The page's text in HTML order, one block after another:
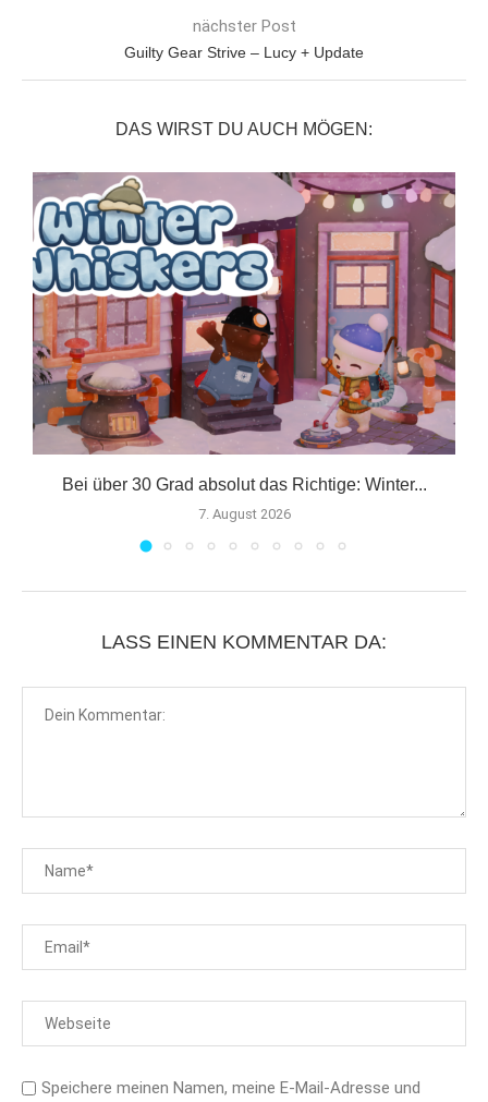
nächster Post
Guilty Gear Strive – Lucy + Update
DAS WIRST DU AUCH MÖGEN:
Bei über 30 Grad absolut das Richtige: Winter...
7. August 2026
LASS EINEN KOMMENTAR DA:
Speichere meinen Namen, meine E-Mail-Adresse und